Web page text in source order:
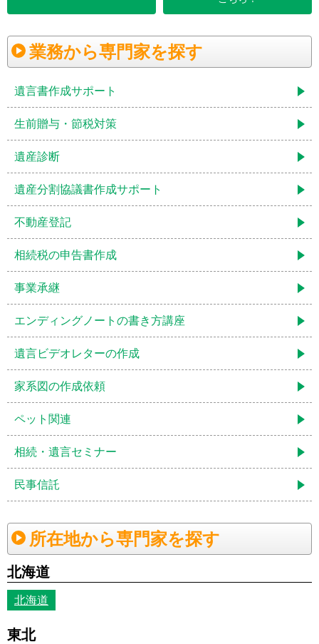
業務から専門家を探す
遺言書作成サポート
生前贈与・節税対策
遺産診断
遺産分割協議書作成サポート
不動産登記
相続税の申告書作成
事業承継
エンディングノートの書き方講座
遺言ビデオレターの作成
家系図の作成依頼
ペット関連
相続・遺言セミナー
民事信託
所在地から専門家を探す
北海道
北海道
東北